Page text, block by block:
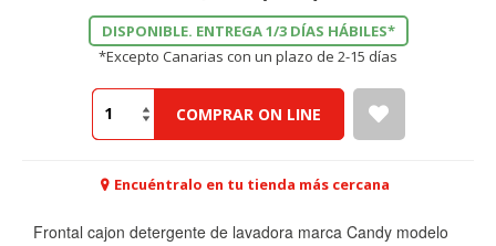
DISPONIBLE. ENTREGA 1/3 DÍAS HÁBILES*
*Excepto Canarias con un plazo de 2-15 días
COMPRAR ON LINE
Encuéntralo en tu tienda más cercana
Frontal cajon detergente de lavadora marca Candy modelo